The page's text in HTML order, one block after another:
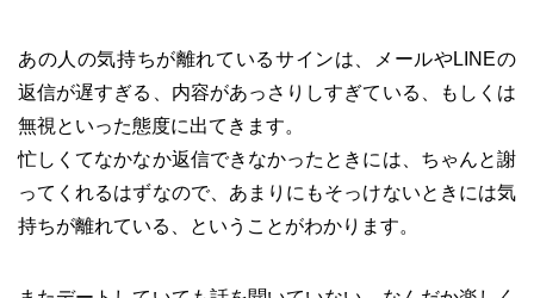
あの人の気持ちが離れているサインは、メールやLINEの
返信が遅すぎる、内容があっさりしすぎている、もしくは
無視といった態度に出てきます。
忙しくてなかなか返信できなかったときには、ちゃんと謝
ってくれるはずなので、あまりにもそっけないときには気
持ちが離れている、ということがわかります。